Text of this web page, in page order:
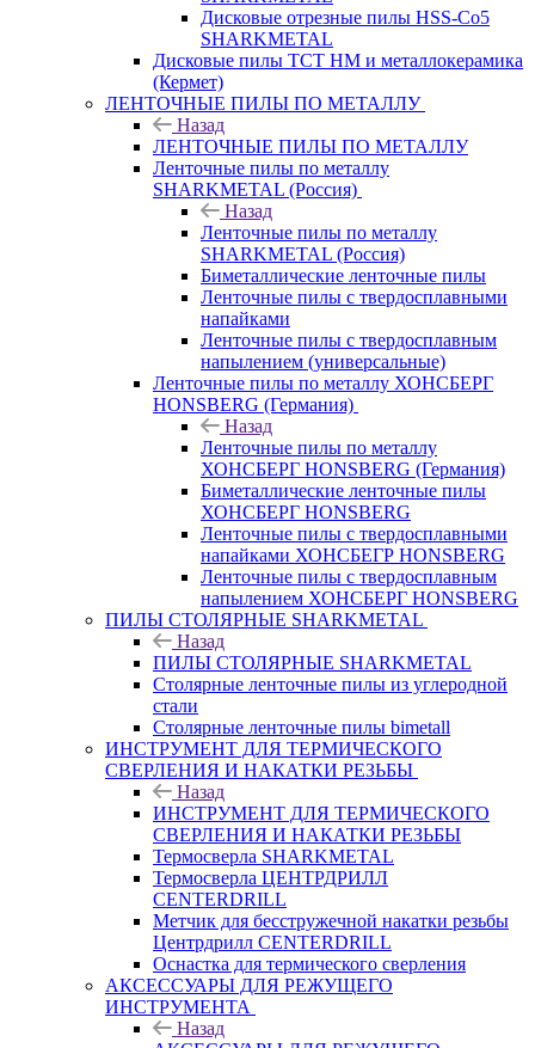
Дисковые отрезные пилы HSS-Co5
SHARKMETAL
Дисковые пилы ТСТ НМ и металлокерамика
(Кермет)
ЛЕНТОЧНЫЕ ПИЛЫ ПО МЕТАЛЛУ
Назад
ЛЕНТОЧНЫЕ ПИЛЫ ПО МЕТАЛЛУ
Ленточные пилы по металлу
SHARKMETAL (Россия)
Назад
Ленточные пилы по металлу
SHARKMETAL (Россия)
Биметаллические ленточные пилы
Ленточные пилы с твердосплавными
напайками
Ленточные пилы с твердосплавным
напылением (универсальные)
Ленточные пилы по металлу ХОНСБЕРГ
HONSBERG (Германия)
Назад
Ленточные пилы по металлу
ХОНСБЕРГ HONSBERG (Германия)
Биметаллические ленточные пилы
ХОНСБЕРГ HONSBERG
Ленточные пилы с твердосплавными
напайками ХОНСБЕГР HONSBERG
Ленточные пилы с твердосплавным
напылением ХОНСБЕРГ HONSBERG
ПИЛЫ СТОЛЯРНЫЕ SHARKMETAL
Назад
ПИЛЫ СТОЛЯРНЫЕ SHARKMETAL
Столярные ленточные пилы из углеродной
стали
Столярные ленточные пилы bimetall
ИНСТРУМЕНТ ДЛЯ ТЕРМИЧЕСКОГО
СВЕРЛЕНИЯ И НАКАТКИ РЕЗЬБЫ
Назад
ИНСТРУМЕНТ ДЛЯ ТЕРМИЧЕСКОГО
СВЕРЛЕНИЯ И НАКАТКИ РЕЗЬБЫ
Термосверла SHARKMETAL
Термосверла ЦЕНТРДРИЛЛ
CENTERDRILL
Метчик для бесстружечной накатки резьбы
Центрдрилл CENTERDRILL
Оснастка для термического сверления
АКСЕССУАРЫ ДЛЯ РЕЖУЩЕГО
ИНСТРУМЕНТА
Назад